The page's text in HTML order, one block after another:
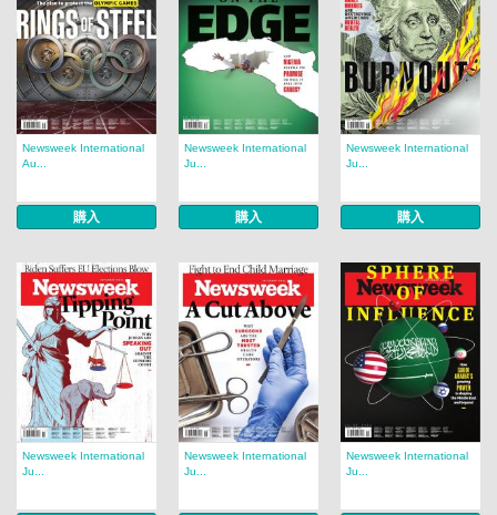
Newsweek International
Au...
購入
Newsweek International
Ju...
購入
Newsweek International
Ju...
購入
Newsweek International
Ju...
Newsweek International
Ju...
Newsweek International
Ju...